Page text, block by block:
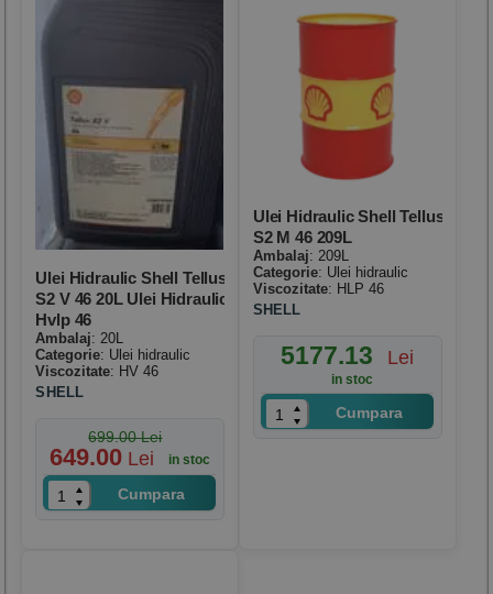
Ulei Hidraulic Shell Tellus
S2 V 46 20L Ulei Hidraulic
Hvlp 46
Ambalaj: 20L
Categorie: Ulei hidraulic
Viscozitate: HV 46
SHELL
699.00 Lei
649.00Lei in stoc
Cumpara
Ulei Hidraulic Shell Tellus
S2 M 46 209L
Ambalaj: 209L
Categorie: Ulei hidraulic
Viscozitate: HLP 46
SHELL
5177.13 Lei
in stoc
Cumpara